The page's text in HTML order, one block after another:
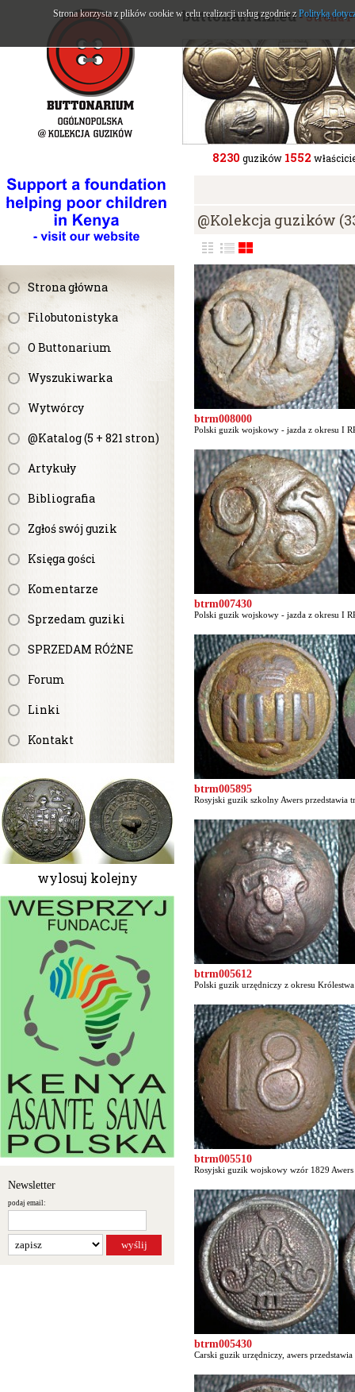
Strona główna
Filobutonistyka
O Buttonarium
Wyszukiwarka
Wytwórcy
@Katalog (5 + 821 stron)
Artykuły
Bibliografia
Zgłoś swój guzik
Księga gości
Komentarze
Sprzedam guziki
SPRZEDAM RÓŻNE
Forum
Linki
Kontakt
wylosuj kolejny
Newsletter
podaj email:
buttonarium.eu- Strona
8230 guzików 1552
@Kolekcja guzików
btrm008000
Polski guzik wojskowy - jazda z okresu I
btrm007430
Polski guzik wojskowy - jazda z okresu I
btrm005895
Rosyjski guzik szkolny Awers przedstawia
btrm005612
Polski guzik urzędniczy z okresu
btrm005510
Rosyjski guzik wojskowy wzór 1829
btrm005430
Carski guzik urzędniczy, awers
Strona korzysta z plików cookie w celu realizacji usług zgodnie z Polityką